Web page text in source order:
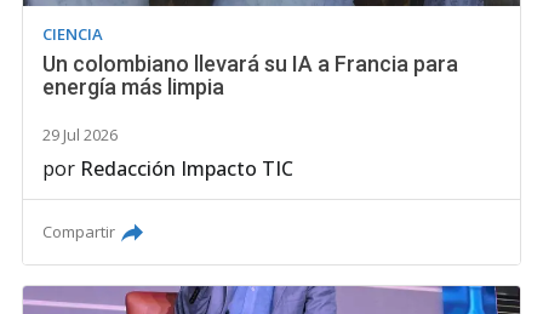
CIENCIA
Un colombiano llevará su IA a Francia para
energía más limpia
29 Jul 2026
por Redacción Impacto TIC
Compartir